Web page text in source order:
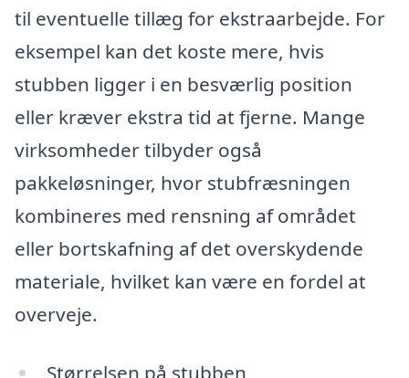
til eventuelle tillæg for ekstraarbejde. For
eksempel kan det koste mere, hvis
stubben ligger i en besværlig position
eller kræver ekstra tid at fjerne. Mange
virksomheder tilbyder også
pakkeløsninger, hvor stubfræsningen
kombineres med rensning af området
eller bortskafning af det overskydende
materiale, hvilket kan være en fordel at
overveje.
Størrelsen på stubben